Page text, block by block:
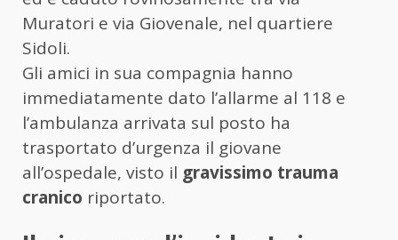
Muratori e via Giovenale, nel quartiere
Sidoli.
Gli amici in sua compagnia hanno
immediatamente dato l’allarme al 118 e
l’ambulanza arrivata sul posto ha
trasportato d’urgenza il giovane
all’ospedale, visto il gravissimo trauma
cranico riportato.